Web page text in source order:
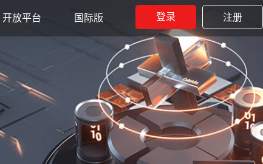
开放平台 国际版 登录 注册